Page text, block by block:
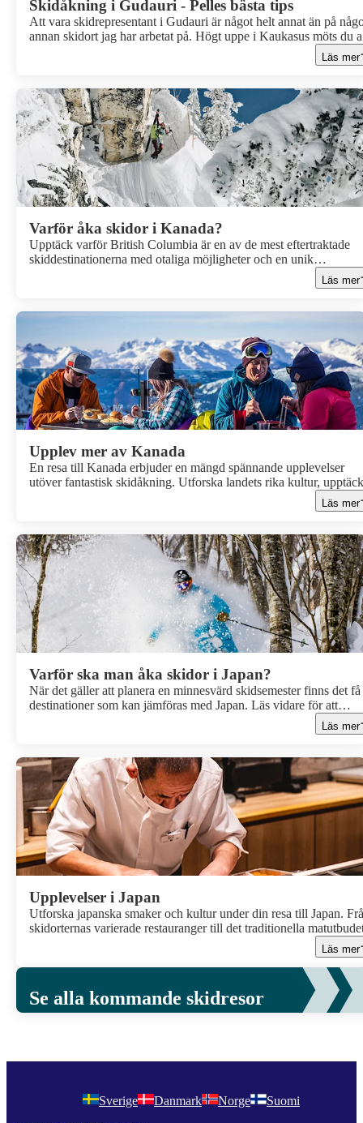
Skidåkning i Gudauri - Pelles bästa tips
Att vara skidrepresentant i Gudauri är något helt annat än på
annan skidort jag har arbetat på. Högt uppe i Kaukasus möts du
vidsträckta berg, modern liftstandard och ett lugn som är svårt att
hitta i mer klassiska alp-resmål. Här finns utrymme, både på
perspektiv på livet i Gudauri, tillsammans med mina bästa tips till
dig som funderar på en skidresa hit.
Läs mer
Varför åka skidor i Kanada?
Upptäck varför British Columbia är en av de mest eftertraktade
skiddestinationerna med otaliga möjligheter och en unik
Läs mer
Upplev mer av Kanada
En resa till Kanada erbjuder en mängd spännande upplevelser
utöver fantastisk skidåkning. Utforska landets rika kultur, upptäck
traditionell och modern matkonst samt ta del av unika aktiviteter
Läs mer
Varför ska man åka skidor i Japan?
När det gäller att planera en minnesvärd skidsemester finns det få
destinationer som kan jämföras med Japan. Läs vidare för att
upptäcka varför Japan bör vara din första val när det gäller attLäs mer
Upplevelser i Japan
Utforska japanska smaker och kultur under din resa till Japan.
skidorternas varierade restauranger till det traditionella
på stan, såsom Ramen, Sushi, Teppanyaki och Yakiniku, väntar
unika matupplevelser och en resa fylld med smaker och
Läs mer
Se alla kommande skidresor
Sverige Danmark Norge Suomi